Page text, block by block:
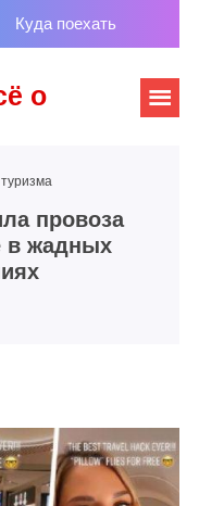
Куда поехать
о
провоза
в жадных